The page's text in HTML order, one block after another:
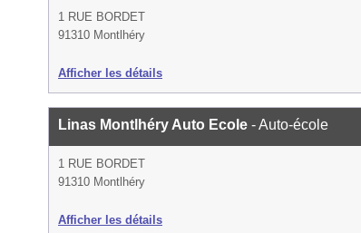
1 RUE BORDET
91310 Montlhéry
Afficher les détails
Linas Montlhéry Auto Ecole - Auto-école
1 RUE BORDET
91310 Montlhéry
Afficher les détails